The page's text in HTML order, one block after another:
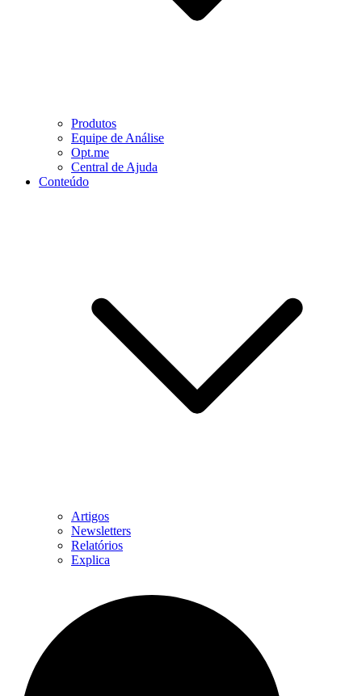
Produtos
Equipe de Análise
Opt.me
Central de Ajuda
Conteúdo
Artigos
Newsletters
Relatórios
Explica